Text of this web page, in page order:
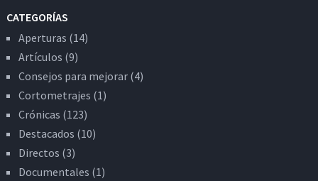
CATEGORÍAS
Aperturas (14)
Artículos (9)
Consejos para mejorar(4)
Cortometrajes (1)
Crónicas (123)
Destacados (10)
Directos (3)
Documentales (1)